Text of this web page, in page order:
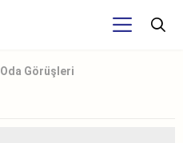
Oda Görüşleri